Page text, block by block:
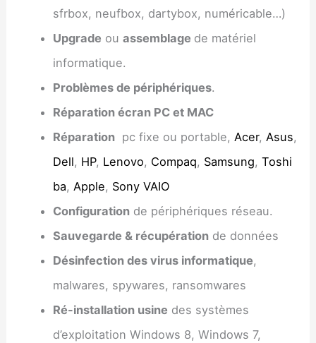
sfrbox, neufbox, dartybox, numéricable…)
Upgrade ou assemblage de matériel
informatique.
Problèmes de périphériques.
Réparation écran PC et MAC
Réparationpc fixe ou portable, Acer, Asus,
Dell, HP, Lenovo, Compaq, Samsung, Toshi
ba, Apple, Sony VAIO
Configurationde périphériques réseau.
Sauvegarde & récupérationde données
Désinfection des virus informatique,
malwares, spywares, ransomwares
Ré-installation usine des systèmes
d’exploitation Windows 8, Windows 7,